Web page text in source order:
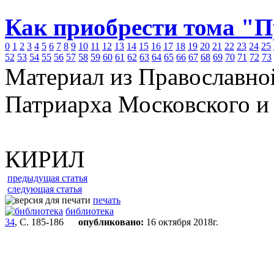
Как приобрести тома
0 1 2 3 4 5 6 7 8 9 10 11 12 13 14 15 16 17 18 19 20 21 22 23 24 25
52 53 54 55 56 57 58 59 60 61 62 63 64 65 66 67 68 69 70 71 72 73
Материал из
Патриарха Московского
КИРИЛ
предыдущая статья
следующая статья
печать
библиотека
34, С. 185-186 опубликовано: 16 октября 2018г.